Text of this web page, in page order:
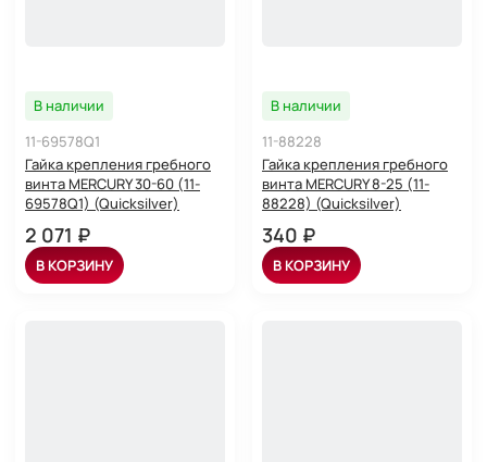
В наличии
11-69578Q1
Гайка крепления гребного
винта MERCURY 30-60 (11-
69578Q1) (Quicksilver)
2 071 ₽
В КОРЗИНУ
В наличии
11-88228
Гайка крепления гребного
винта MERCURY 8-25 (11-
88228) (Quicksilver)
340 ₽
В КОРЗИНУ